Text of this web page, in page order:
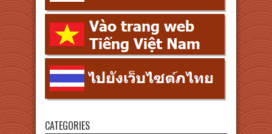
CATEGORIES